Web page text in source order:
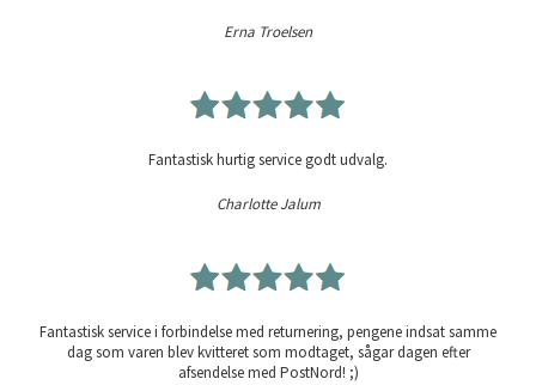
Erna Troelsen
Fantastisk hurtig service godt udvalg.
Charlotte Jalum
Fantastisk service i forbindelse med returnering, pengene indsat samme
dag som varen blev kvitteret som modtaget, sågar dagen efter
afsendelse med PostNord! ;)